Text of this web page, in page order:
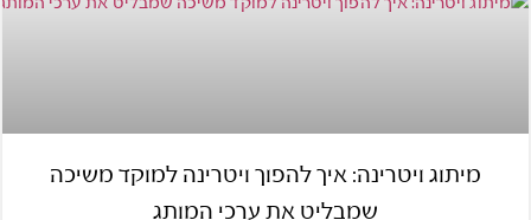
מיתוג ויטרינה: איך להפוך ויטרינה למוקד משיכה
שמבליט את ערכי המותג